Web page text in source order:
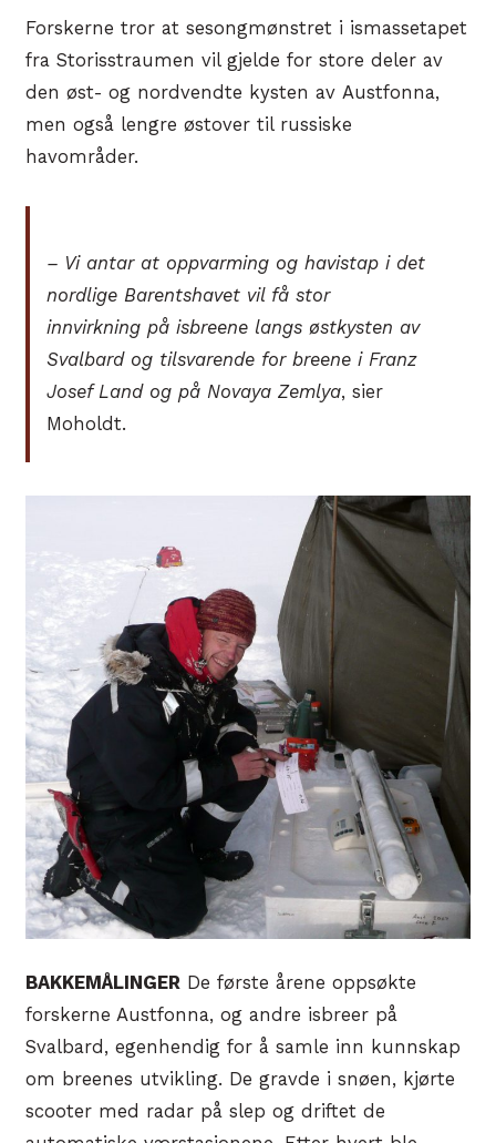
Forskerne tror at sesongmønstret i ismassetapet
fra Storisstraumen vil gjelde for store deler av
den øst- og nordvendte kysten av Austfonna,
men også lengre østover til russiske
havområder.
– Vi antar at oppvarming og havistap i det
nordlige Barentshavet vil få stor
innvirkning på isbreene langs østkysten av
Svalbard og tilsvarende for breene i Franz
Josef Land og på Novaya Zemlya, sier
Moholdt.
BAKKEMÅLINGER De første årene oppsøkte
forskerne Austfonna, og andre isbreer på
Svalbard, egenhendig for å samle inn kunnskap
om breenes utvikling. De gravde i snøen, kjørte
scooter med radar på slep og driftet de